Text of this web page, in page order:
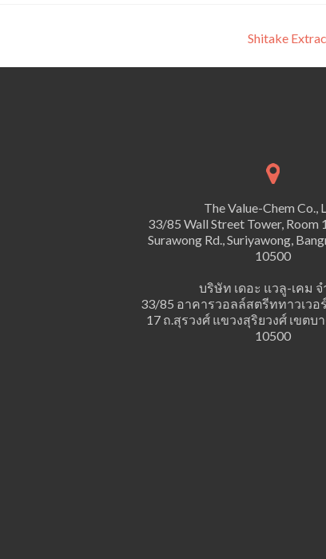
Shitake
The Value-Chem Co.,
33/85 Wall Street Tower, Room
Surawong Rd., Suriyawong,
10500
บริษัท เดอะ แวลู-เคม
33/85 อาคารวอลล์สตรีททาวเวอ
17 ถ.สุรวงศ์ แขวงสุริยวงศ์ เขตบ
10500